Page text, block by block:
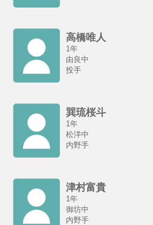
高橋唯人
1年
由良中
投手
巽琉桜斗
1年
松洋中
内野手
津村富貴
1年
御坊中
内野手